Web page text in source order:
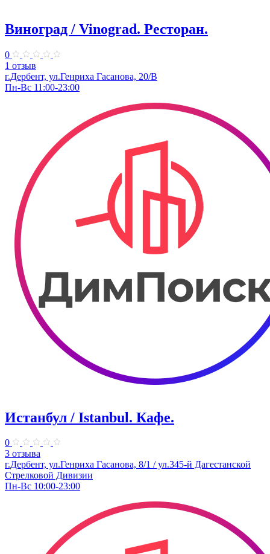
Виноград / Vinograd. Ресторан.
0
1 отзыв
г.Дербент, ​ул.Генриха Гасанова, 20/В
Пн-Вс 11:00-23:00
Истанбул / Istanbul. Кафе.
0
3 отзыва
г.Дербент, ​ул.Генриха Гасанова, 8/1 / ул.345-й Дагестанской
Стрелковой Дивизии
Пн-Вс 10:00-23:00